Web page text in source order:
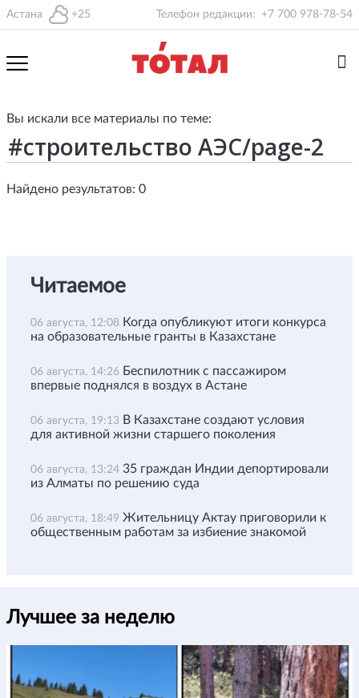
Астана +25 Телефон редакции: +7 700 978-78-54
Вы искали все материалы по теме:
Найдено результатов: 0
Читаемое
06 августа, 12:08 Когда опубликуют итоги конкурса
на образовательные гранты в Казахстане
06 августа, 14:26 Беспилотник с пассажиром
впервые поднялся в воздух в Астане
06 августа, 19:13 В Казахстане создают условия
для активной жизни старшего поколения
06 августа, 13:24 35 граждан Индии депортировали
из Алматы по решению суда
06 августа, 18:49 Жительницу Актау приговорили к
общественным работам за избиение знакомой
Лучшее за неделю